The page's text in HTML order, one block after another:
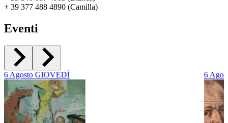
+ 39 377 488 4890 (Camilla)
Eventi
6Agosto GIOVEDÌ 6